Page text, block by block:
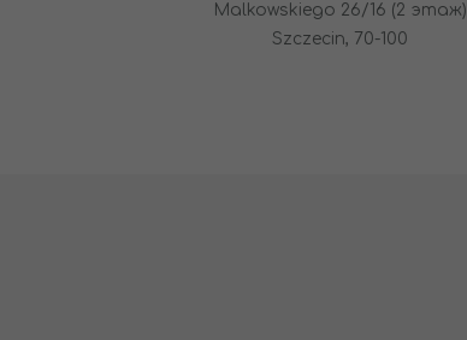
Malkowskiego 26/16 (2 этаж)
Szczecin, 70-100